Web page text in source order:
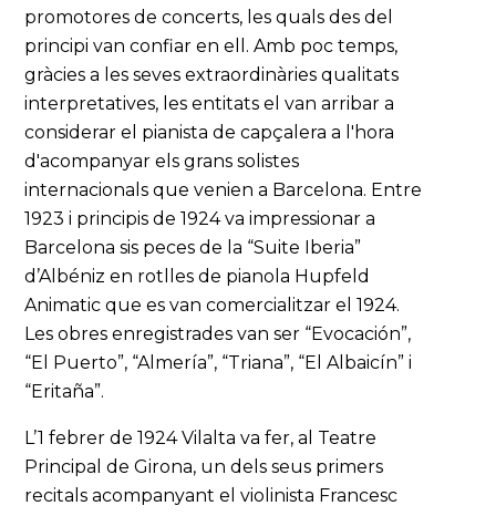
promotores de concerts, les quals des del
principi van confiar en ell. Amb poc temps,
gràcies a les seves extraordinàries qualitats
interpretatives, les entitats el van arribar a
considerar el pianista de capçalera a l'hora
d'acompanyar els grans solistes
internacionals que venien a Barcelona. Entre
1923 i principis de 1924 va impressionar a
Barcelona sis peces de la “Suite Iberia”
d’Albéniz en rotlles de pianola Hupfeld
Animatic que es van comercialitzar el 1924.
Les obres enregistrades van ser “Evocación”,
“El Puerto”, “Almería”, “Triana”, “El Albaicín” i
“Eritaña”.
L’1 febrer de 1924 Vilalta va fer, al Teatre
Principal de Girona, un dels seus primers
recitals acompanyant el violinista Francesc